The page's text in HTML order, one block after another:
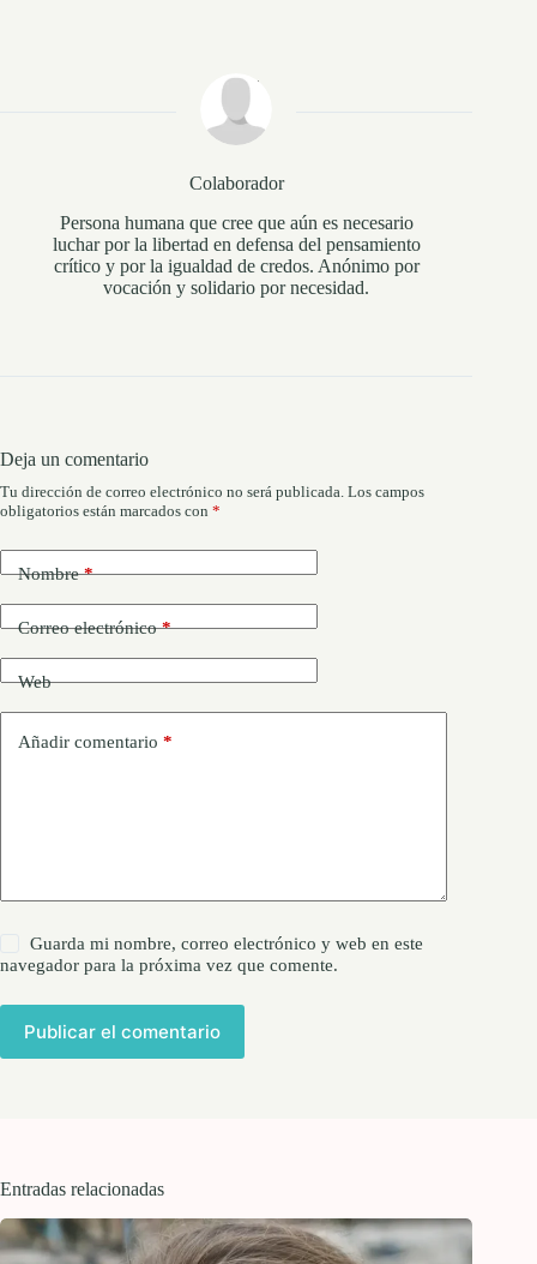
Colaborador
Persona humana que cree que aún es necesario
luchar por la libertad en defensa del pensamiento
crítico y por la igualdad de credos. Anónimo por
vocación y solidario por necesidad.
Deja un comentario
Tu dirección de correo electrónico no será publicada. Los campos
obligatorios están marcados con *
Nombre*
Correo electrónico*
Web
Añadir comentario *
Guarda mi nombre, correo electrónico y web en este
navegador para la próxima vez que comente.
Publicar el comentario
Entradas relacionadas